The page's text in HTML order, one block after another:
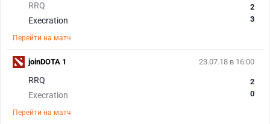
RRQ
Execration
2
3
Перейти на матч
23.07.18 в 16:00
RRQ
Execration
2
0
Перейти на матч
joinDOTA 1